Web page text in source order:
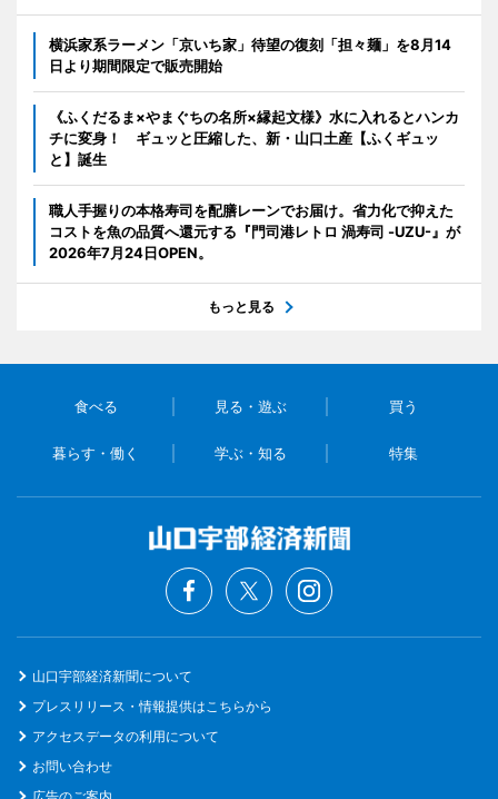
横浜家系ラーメン「京いち家」待望の復刻「担々麺」を8月14
日より期間限定で販売開始
《ふくだるま×やまぐちの名所×縁起文様》水に入れるとハンカ
チに変身！ ギュッと圧縮した、新・山口土産【ふくギュッ
と】誕生
職人手握りの本格寿司を配膳レーンでお届け。省力化で抑えた
コストを魚の品質へ還元する『門司港レトロ 渦寿司 -UZU-』が
2026年7月24日OPEN。
もっと見る
食べる 見る・遊ぶ 買う
暮らす・働く 学ぶ・知る 特集
山口宇部経済新聞について
プレスリリース・情報提供はこちらから
アクセスデータの利用について
お問い合わせ
広告のご案内